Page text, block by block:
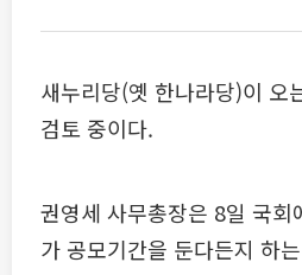
새누리당(옛 한나라당)이 오
검토 중이다.
권영세 사무총장은 8일 국
가 공모기간을 둔다든지 하